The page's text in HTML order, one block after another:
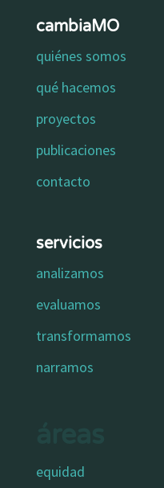
cambiaMO
quiénes somos
qué hacemos
proyectos
publicaciones
contacto
servicios
analizamos
evaluamos
transformamos
narramos
equidad